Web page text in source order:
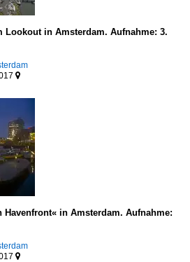
- Ausland
Lookout in Amsterdam. Aufnahme: 3.

in Amsterdam. Aufnahme:
